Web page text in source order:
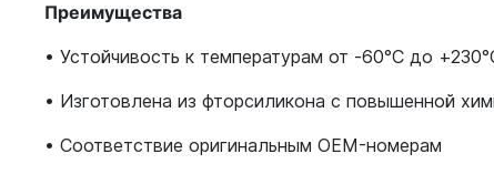
Преимущества
• Устойчивость к температурам от -60°C до
• Изготовлена из фторсиликона с повышенной
• Соответствие оригинальным OEM-номерам